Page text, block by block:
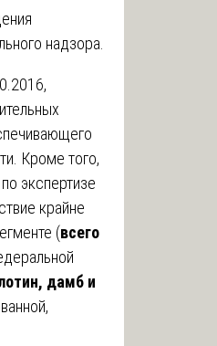
надзора.
Кроме того,
экспертизе
крайне
(всего
дамб и